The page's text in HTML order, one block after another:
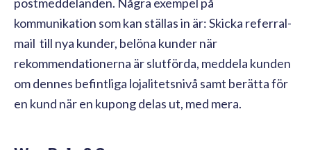
kommunikation som kan ställas in är: Skicka referral-
mail till nya kunder, belöna kunder när
rekommendationerna är slutförda, meddela kunden
om dennes befintliga lojalitetsnivå samt berätta för
en kund när en kupong delas ut, med mera.